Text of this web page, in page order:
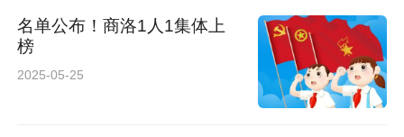
化娱乐、医疗保健以及其他用品及服务八大类。
全国及分城乡居民收支数据来源于国家统计局组
名单公布！商洛1人1集体上
榜
2025-05-25